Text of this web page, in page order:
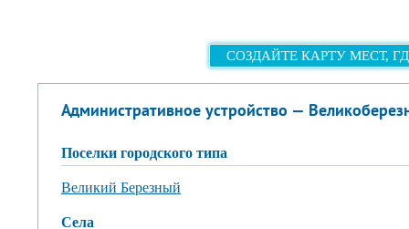
СОЗДАЙТЕ КАРТУ МЕСТ,
Административное устройство —
поселки городского типа
Великий Березный
села